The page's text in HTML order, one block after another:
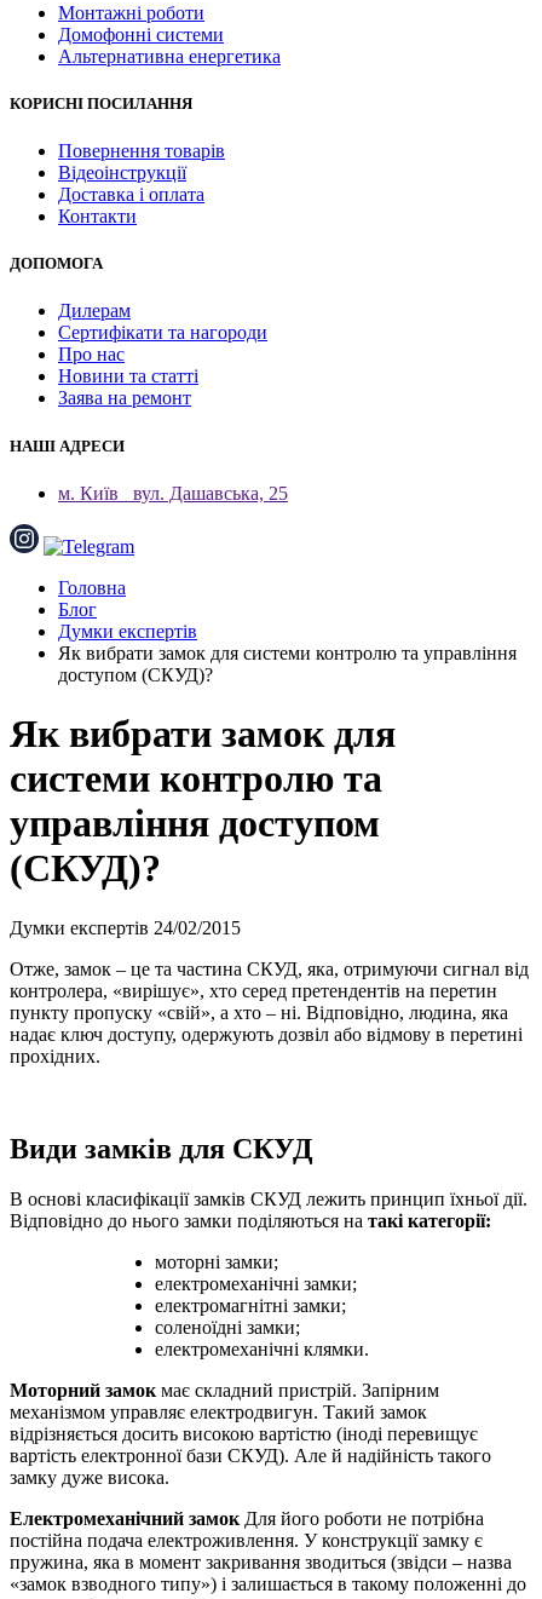
Монтажні роботи
Домофонні системи
Альтернативна енергетика
КОРИСНІ ПОСИЛАННЯ
Повернення товарів
Відеоінструкції
Доставка і оплата
Контакти
ДОПОМОГА
Дилерам
Сертифікати та нагороди
Про нас
Новини та статті
Заява на ремонт
НАШІ АДРЕСИ
м. Київ вул. Дашавська, 25
Головна
Блог
Думки експертів
Як вибрати замок для системи контролю та управління
доступом (СКУД)?
Як вибрати замок для
системи контролю та
управління доступом
(СКУД)?
Думки експертів 24/02/2015
Отже, замок – це та частина СКУД, яка, отримуючи сигнал від
контролера, «вирішує», хто серед претендентів на перетин
пункту пропуску «свій», а хто – ні. Відповідно, людина, яка
надає ключ доступу, одержують дозвіл або відмову в перетині
прохідних.
Види замків для СКУД
В основі класифікації замків СКУД лежить принцип їхньої дії.
Відповідно до нього замки поділяються на такі категорії:
моторні замки;
електромеханічні замки;
електромагнітні замки;
соленоїдні замки;
електромеханічні клямки.
Моторний замокмає складний пристрій. Запірним
механізмом управляє електродвигун. Такий замок
відрізняється досить високою вартістю (іноді перевищує
вартість електронної бази СКУД). Але й надійність такого
замку дуже висока.
Електромеханічний замокДля його роботи не потрібна
постійна подача електроживлення. У конструкції замку є
пружина, яка в момент закривання зводиться (звідси – назва
«замок взводного типу») і залишається в такому положенні до